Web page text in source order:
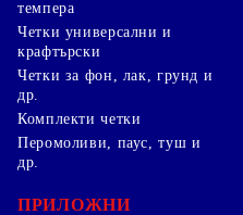
темпера
Четки универсални и
крафтърски
Четки за фон, лак, грунд и
др.
Комплекти четки
Перомоливи, паус, туш и
др.
ПРИЛОЖНИ